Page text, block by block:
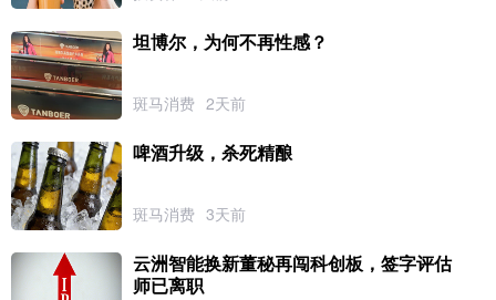
坦博尔，为何不再性感？
斑马消费 2天前
啤酒升级，杀死精酿
斑马消费 3天前
云洲智能换新董秘再闯科创板，签字评估
师已离职